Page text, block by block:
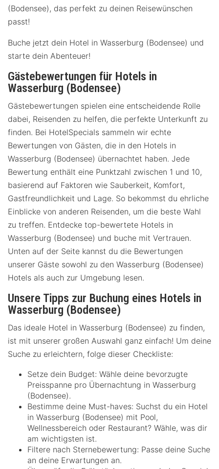
(Bodensee), das perfekt zu deinen Reisewünschen
passt!
Buche jetzt dein Hotel in Wasserburg (Bodensee) und
starte dein Abenteuer!
Gästebewertungen für Hotels in
Wasserburg (Bodensee)
Gästebewertungen spielen eine entscheidende Rolle
dabei, Reisenden zu helfen, die perfekte Unterkunft zu
finden. Bei HotelSpecials sammeln wir echte
Bewertungen von Gästen, die in den Hotels in
Wasserburg (Bodensee) übernachtet haben. Jede
Bewertung enthält eine Punktzahl zwischen 1 und 10,
basierend auf Faktoren wie Sauberkeit, Komfort,
Gastfreundlichkeit und Lage. So bekommst du ehrliche
Einblicke von anderen Reisenden, um die beste Wahl
zu treffen. Entdecke top-bewertete Hotels in
Wasserburg (Bodensee) und buche mit Vertrauen.
Unten auf der Seite kannst du die Bewertungen
unserer Gäste sowohl zu den Wasserburg (Bodensee)
Hotels als auch zur Umgebung lesen.
Unsere Tipps zur Buchung eines Hotels in
Wasserburg (Bodensee)
Das ideale Hotel in Wasserburg (Bodensee) zu finden,
ist mit unserer großen Auswahl ganz einfach! Um deine
Suche zu erleichtern, folge dieser Checkliste:
Setze dein Budget: Wähle deine bevorzugte
Preisspanne pro Übernachtung in Wasserburg
(Bodensee).
Bestimme deine Must-haves: Suchst du ein Hotel
in Wasserburg (Bodensee) mit Pool,
Wellnessbereich oder Restaurant? Wähle, was dir
am wichtigsten ist.
Filtere nach Sternebewertung: Passe deine Suche
an deine Erwartungen an.